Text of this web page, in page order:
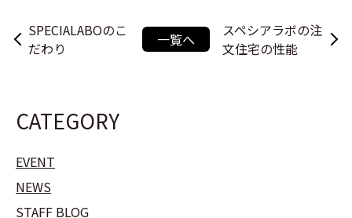
SPECIALABOのこ
だわり
一覧へ
スペシアラボの注
文住宅の性能
CATEGORY
EVENT
NEWS
STAFF BLOG